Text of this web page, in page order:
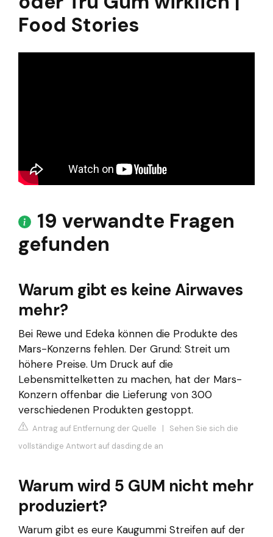
Food Stories
19 verwandte Fragen
gefunden
Warum gibt es keine Airwaves
mehr?
Bei Rewe und Edeka können die Produkte des
Mars-Konzerns fehlen. Der Grund: Streit um
höhere Preise. Um Druck auf die
Lebensmittelketten zu machen, hat der Mars-
Konzern offenbar die Lieferung von 300
verschiedenen Produkten gestoppt.
Antrag auf Entfernung der Quelle | Sehen Sie sich die
vollständige Antwort auf dasding.de an
Warum wird 5 GUM nicht mehr
produziert?
Warum gibt es eure Kaugummi Streifen auf der